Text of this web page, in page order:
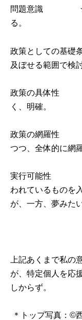
問題意識 ☆☆☆
る。
政策としての基
及ぼせる範囲で検
政策の具体性
く、明確。
政策の網羅性
つつ、全体的に網
実行可能性 ︎☆☆
われているものを
が、一方、夢みた
上記あくまで私の
が、特定個人を応
しからず。
＊トップ写真：©